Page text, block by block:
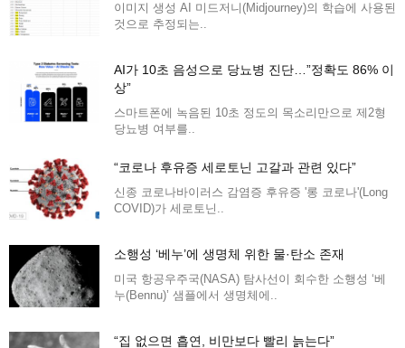
이미지 생성 AI 미드저니(Midjourney)의 학습에 사용된
것으로 추정되는..
AI가 10초 음성으로 당뇨병 진단…”정확도 86% 이
상”
스마트폰에 녹음된 10초 정도의 목소리만으로 제2형
당뇨병 여부를..
“코로나 후유증 세로토닌 고갈과 관련 있다”
신종 코로나바이러스 감염증 후유증 '롱 코로나'(Long
COVID)가 세로토닌..
소행성 ‘베누’에 생명체 위한 물·탄소 존재
미국 항공우주국(NASA) 탐사선이 회수한 소행성 ‘베
누(Bennu)’ 샘플에서 생명체에..
“집 없으면 흡연, 비만보다 빨리 늙는다”